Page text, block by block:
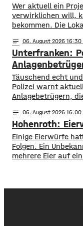
Wer aktuell ein
verwirklichen will,
bekommen. Die
Bewerben können
Die Projekte sollen
dienen und das
Lands stärken. Die
Daseinsvorsorge,
notes 06. August 2026 16:30
Unterfranken:
​​Täuschend echt
Polizei warnt
Anlagebetrügern,
Menschen aus der
Polizei erstellen die
Werbevideos oder
Persönlichkeiten.
notes 06. August 2026 16:00
Hohenroth:
Einige Eierwürfe
Folgen. Ein
mehrere Eier auf